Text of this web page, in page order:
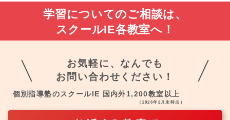
学習についてのご相談は、
スクールIE各教室へ！
お気軽に、なんでも
お問い合わせください！
個別指導塾のスクールIE 国内外1,200教室以上
（2026年2月末時点）